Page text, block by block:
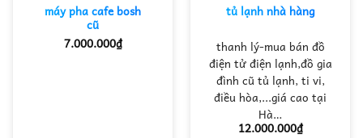
máy pha cafe bosh
cũ
7.000.000₫
tủ lạnh nhà hàng
thanh lý-mua bán đồ
điện tử điện lạnh,đồ gia
đình cũ tủ lạnh, ti vi,
điều hòa,...giá cao tại
Hà…
12.000.000₫